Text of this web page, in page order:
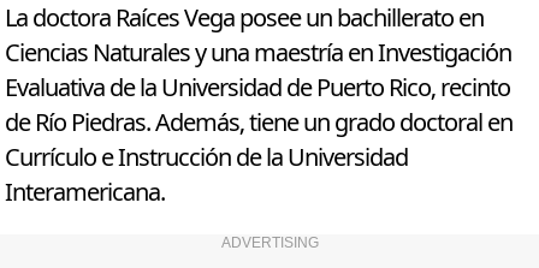
La doctora Raíces Vega posee un bachillerato en
Ciencias Naturales y una maestría en Investigación
Evaluativa de la Universidad de Puerto Rico, recinto
de Río Piedras. Además, tiene un grado doctoral en
Currículo e Instrucción de la Universidad
Interamericana.
ADVERTISING